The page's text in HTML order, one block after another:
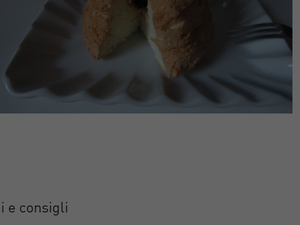
e consigli